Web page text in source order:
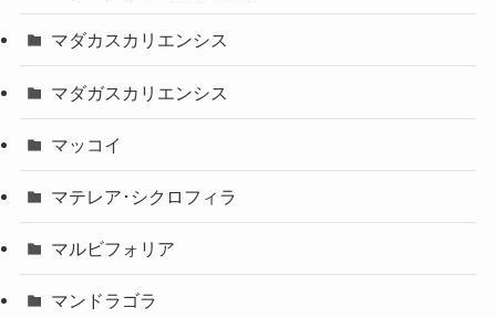
マダカスカリエンシス
マダガスカリエンシス
マッコイ
マテレア･シクロフィラ
マルビフォリア
マンドラゴラ